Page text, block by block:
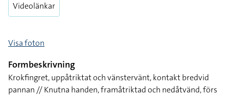
Videolänkar
Visa foton
Formbeskrivning
Krokfingret, uppåtriktat och vänstervänt, kontakt bredvid
pannan // Knutna handen, framåtriktad och nedåtvänd, förs